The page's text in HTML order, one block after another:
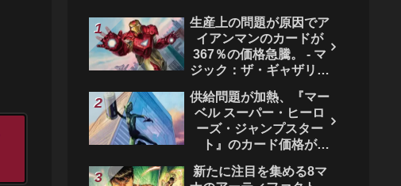
生産上の問題が原因でア
イアンマンのカードが
367％の価格急騰。 - マ
ジック：ザ・ギャザリン
供給問題が加熱、『マー
ベル スーパー・ヒーロ
ーズ・ジャンプスター
ト』のカード価格が
ク：ザ・ギャザリング
新たに注目を集める8マ